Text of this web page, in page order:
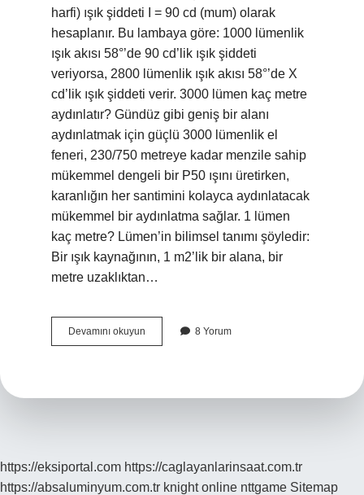
harfi) ışık şiddeti I = 90 cd (mum) olarak
hesaplanır. Bu lambaya göre: 1000 lümenlik
ışık akısı 58°’de 90 cd’lik ışık şiddeti
veriyorsa, 2800 lümenlik ışık akısı 58°’de X
cd’lik ışık şiddeti verir. 3000 lümen kaç metre
aydınlatır? Gündüz gibi geniş bir alanı
aydınlatmak için güçlü 3000 lümenlik el
feneri, 230/750 metreye kadar menzile sahip
mükemmel dengeli bir P50 ışını üretirken,
karanlığın her santimini kolayca aydınlatacak
mükemmel bir aydınlatma sağlar. 1 lümen
kaç metre? Lümen’in bilimsel tanımı şöyledir:
Bir ışık kaynağının, 1 m2’lik bir alana, bir
metre uzaklıktan…
Devamını okuyun
Lümen
8 Yorum
https://eksiportal.com https://caglayanlarinsaat.com.tr
https://absaluminyum.com.tr knight online nttgame Sitemap